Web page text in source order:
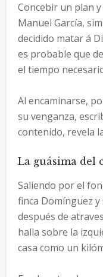
Concebir un plan
Manuel García,
decidido matar á
es probable que
el tiempo
Al encaminarse,
su venganza,
contenido, revela
La guásima del
Saliendo por el
finca Domínguez
después de
halla sobre la
casa como un